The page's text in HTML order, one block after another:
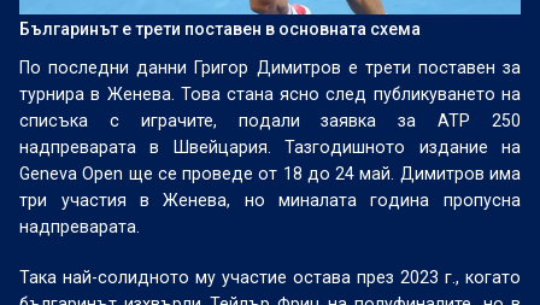
Българинът е трети поставен в основната схема
По последни данни Григор Димитров е трети поставен за
турнира в Женева. Това стана ясно след публикуването на
списъка с играчите, подали заявка за ATP 250
надпреварата в Швейцария. Тазгодишното издание на
Geneva Open ще се проведе от 18 до 24 май. Димитров има
три участия в Женева, но миналата година пропусна
надпреварата.
Така най-солидното му участие остава през 2023 г., когато